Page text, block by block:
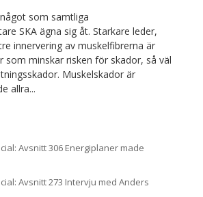
som samtliga
SKA ägna sig åt. Starkare leder,
innervering av muskelfibrerna är
som minskar risken för skador, så väl
Muskelskador är
allra...
Avsnitt 306 Energiplaner made
Avsnitt 273 Intervju med Anders